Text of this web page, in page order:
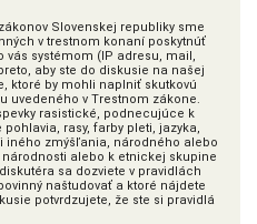
Slovenskej republiky sme
v trestnom konaní poskytnúť
systémom (IP adresu, mail,
aby ste do diskusie na našej
ktoré by mohli naplniť skutkovú
uvedeného v Trestnom zákone.
rasistické, podnecujúce k
rasy, farby pleti, jazyka,
iného zmýšľania, národného alebo
alebo k etnickej skupine
sa dozviete v pravidlách
naštudovať a ktoré nájdete
potvrdzujete, že ste si pravidlá